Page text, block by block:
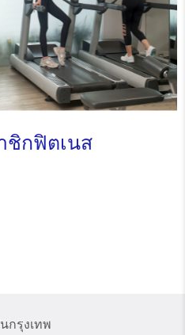
ชิกฟิตเนส
กรุงเทพ